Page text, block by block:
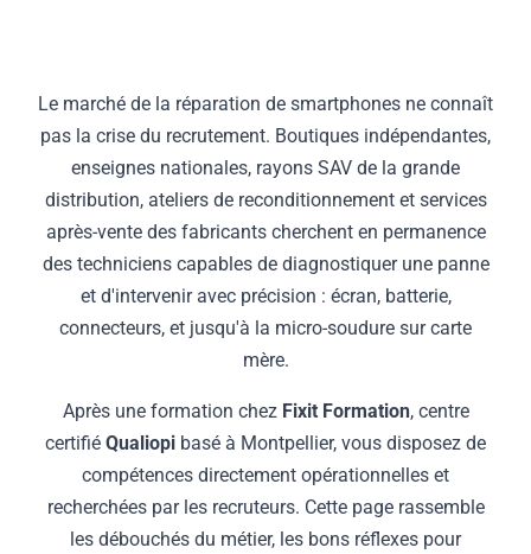
Le marché de la réparation de smartphones ne connaît
pas la crise du recrutement. Boutiques indépendantes,
enseignes nationales, rayons SAV de la grande
distribution, ateliers de reconditionnement et services
après-vente des fabricants cherchent en permanence
des techniciens capables de diagnostiquer une panne
et d'intervenir avec précision : écran, batterie,
connecteurs, et jusqu'à la micro-soudure sur carte
mère.
Après une formation chez Fixit Formation, centre
certifié Qualiopi basé à Montpellier, vous disposez de
compétences directement opérationnelles et
recherchées par les recruteurs. Cette page rassemble
les débouchés du métier, les bons réflexes pour